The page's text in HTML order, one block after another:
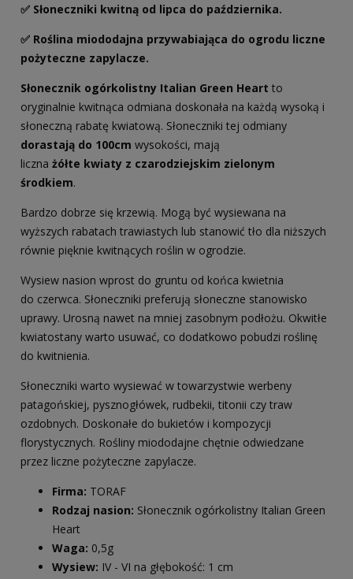
✅ Słoneczniki kwitną od lipca do października.
✅ Roślina miododajna przywabiająca do ogrodu liczne
pożyteczne zapylacze.
Słonecznik ogórkolistny Italian Green Heart to
oryginalnie kwitnąca odmiana doskonała na każdą wysoką i
słoneczną rabatę kwiatową. Słoneczniki tej odmiany
dorastają do 100cm wysokości, mają
liczna żółte kwiaty z czarodziejskim zielonym
środkiem.
Bardzo dobrze się krzewią. Mogą być wysiewana na
wyższych rabatach trawiastych lub stanowić tło dla niższych
równie pięknie kwitnących roślin w ogrodzie.
Wysiew nasion wprost do gruntu od końca kwietnia
do czerwca. Słoneczniki preferują słoneczne stanowisko
uprawy. Urosną nawet na mniej zasobnym podłożu. Okwitłe
kwiatostany warto usuwać, co dodatkowo pobudzi roślinę
do kwitnienia.
Słoneczniki warto wysiewać w towarzystwie werbeny
patagońskiej, pysznogłówek, rudbekii, titonii czy traw
ozdobnych. Doskonałe do bukietów i kompozycji
florystycznych. Rośliny miododajne chętnie odwiedzane
przez liczne pożyteczne zapylacze.
Firma: TORAF
Rodzaj nasion: Słonecznik ogórkolistny Italian Green
Heart
Waga: 0,5g
Wysiew: IV - VI na głębokość: 1 cm